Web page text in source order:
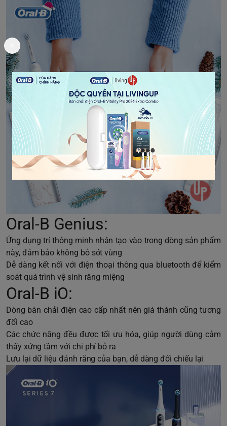
Oral-B Genius:
Ứng dụng trí thông minh nhân tạo vào trong dòng sản phẩm
này, đảm bảo không bỏ sót vùng
Dễ dàng kết nối với điện thoại thông qua bluetooth để kiểm
soát quá trình vệ sinh răng miệng
Oral-B iO:
Dòng bàn chải điện cao cấp nhất nên giá thành cũng tương
đối cao
Các chức năng đều được tối ưu hóa, giúp người dùng cảm
thấy xứng tầm với chi phí bỏ ra
Lưu lại dữ liệu đánh răng của bạn, dễ dàng đối chiếu lại